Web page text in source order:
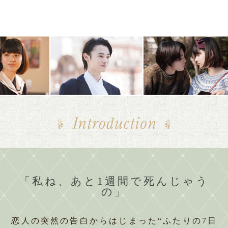
「私ね、あと1週間で死んじゃう
の」
恋人の突然の告白からはじまった“ふたりの7日